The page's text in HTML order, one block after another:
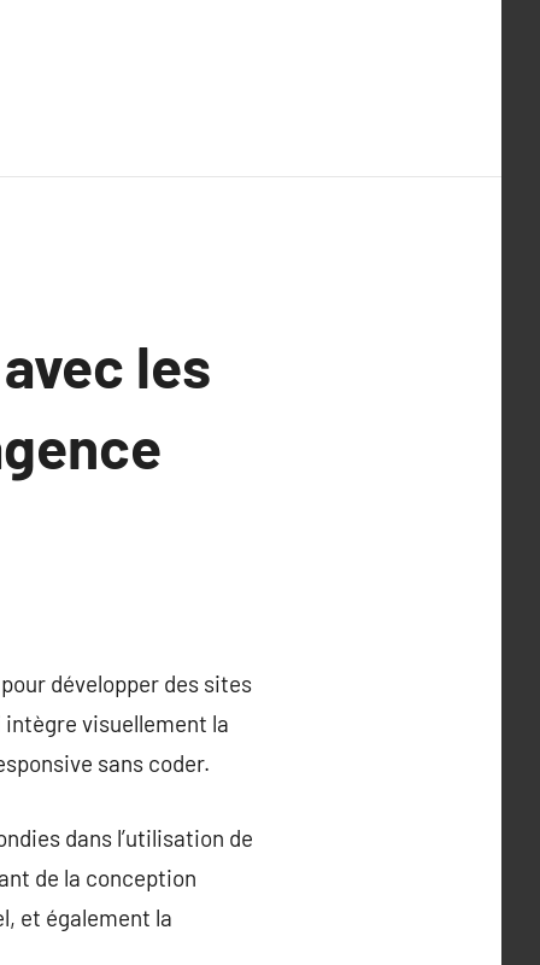
les
développer des sites
visuellement la
sans coder.
dans l’utilisation de
de la conception
et également la